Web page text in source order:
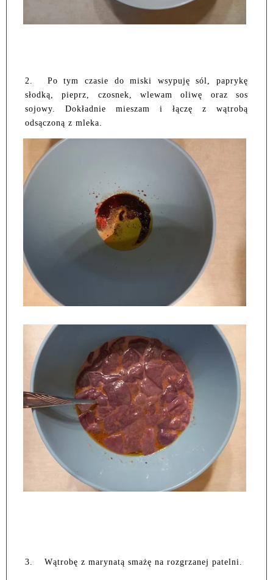
2.
Po tym czasie do miski wsypuję sól, paprykę
słodką, pieprz, czosnek, wlewam oliwę oraz sos
sojowy. Dokładnie mieszam i łączę z wątrobą
odsączoną z mleka.
3. Wątrobę z marynatą smażę na rozgrzanej patelni.